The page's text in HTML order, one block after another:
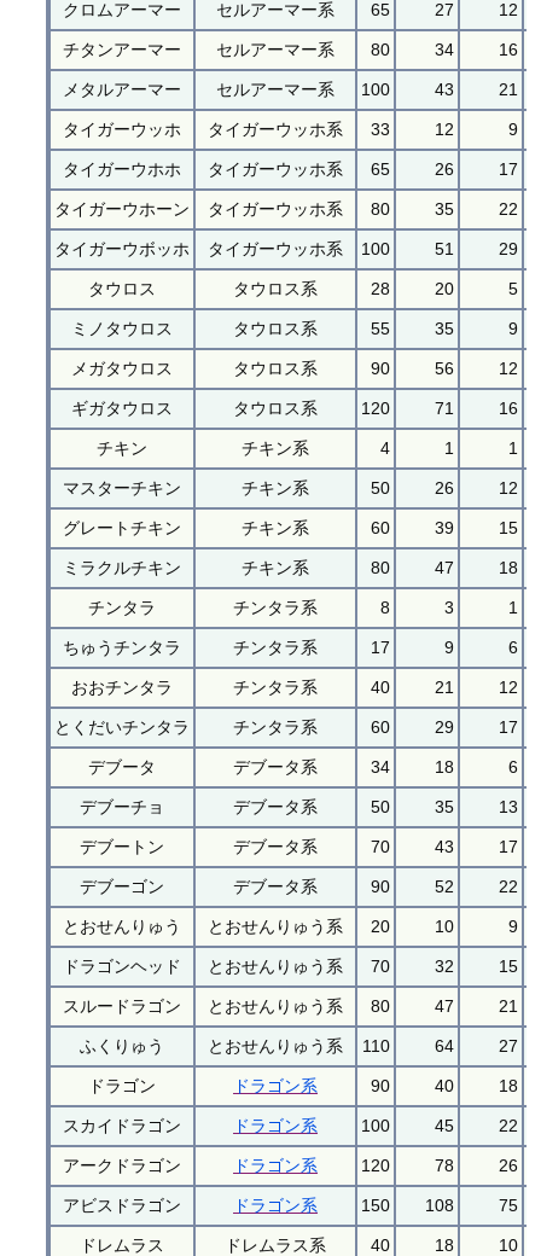
クロムアーマー セルアーマー系 65 27 12
チタンアーマー セルアーマー系 80 34 16
メタルアーマー セルアーマー系 100 43 21
タイガーウッホ タイガーウッホ系 33 12 9
タイガーウホホ タイガーウッホ系 65 26 17
タイガーウホーン タイガーウッホ系 80 35 22
タイガーウボッホ タイガーウッホ系 100 51 29
タウロス タウロス系 28 20 5
ミノタウロス タウロス系 55 35 9
メガタウロス タウロス系 90 56 12
ギガタウロス タウロス系 120 71 16
チキン チキン系 4 1 1
マスターチキン チキン系 50 26 12
グレートチキン チキン系 60 39 15
ミラクルチキン チキン系 80 47 18
チンタラ チンタラ系 8 3 1
ちゅうチンタラ チンタラ系 17 9 6
おおチンタラ チンタラ系 40 21 12
とくだいチンタラ チンタラ系 60 29 17
デブータ デブータ系 34 18 6
デブーチョ デブータ系 50 35 13
デブートン デブータ系 70 43 17
デブーゴン デブータ系 90 52 22
とおせんりゅう とおせんりゅう系 20 10 9
ドラゴンヘッド とおせんりゅう系 70 32 15
スルードラゴン とおせんりゅう系 80 47 21
ふくりゅう とおせんりゅう系 110 64 27
ドラゴン ドラゴン系 90 40 18
スカイドラゴン ドラゴン系 100 45 22
アークドラゴン ドラゴン系 120 78 26
アビスドラゴン ドラゴン系 150 108 75
ドレムラス ドレムラス系 40 18 10